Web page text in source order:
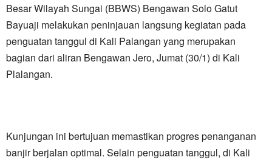
Besar Wilayah Sungai (BBWS) Bengawan Solo Gatut
Bayuaji melakukan peninjauan langsung kegiatan pada
penguatan tanggul di Kali Palangan yang merupakan
bagian dari aliran Bengawan Jero, Jumat (30/1) di Kali
Plalangan.
Kunjungan ini bertujuan memastikan progres penanganan
banjir berjalan optimal. Selain penguatan tanggul, di Kali